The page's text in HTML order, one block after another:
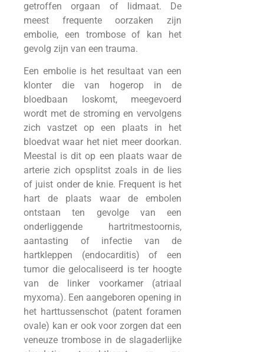
getroffen orgaan of lidmaat. De
meest frequente oorzaken zijn
embolie, een trombose of kan het
gevolg zijn van een trauma.
Een embolie is het resultaat van een
klonter die van hogerop in de
bloedbaan loskomt, meegevoerd
wordt met de stroming en vervolgens
zich vastzet op een plaats in het
bloedvat waar het niet meer doorkan.
Meestal is dit op een plaats waar de
arterie zich opsplitst zoals in de lies
of juist onder de knie. Frequent is het
hart de plaats waar de embolen
ontstaan ten gevolge van een
onderliggende hartritmestoornis,
aantasting of infectie van de
hartkleppen (endocarditis) of een
tumor die gelocaliseerd is ter hoogte
van de linker voorkamer (atriaal
myxoma). Een aangeboren opening in
het harttussenschot (patent foramen
ovale) kan er ook voor zorgen dat een
veneuze trombose in de slagaderlijke